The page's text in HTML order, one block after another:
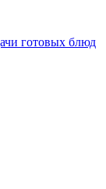
готовых блюд